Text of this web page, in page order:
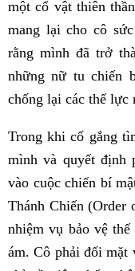
một cổ vật thiên
mang lại cho cô
rằng mình đã trở
những nữ tu chiến
chống lại các thế lực
Trong khi cố gắng
mình và quyết định
vào cuộc chiến bí
Thánh Chiến (Order
nhiệm vụ bảo vệ
ám. Cô phải đối mặt